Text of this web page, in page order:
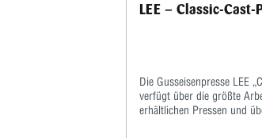
LEE – Classic-Cast-
Die Gusseisenpresse LEE
verfügt über die größte
erhältlichen Pressen und